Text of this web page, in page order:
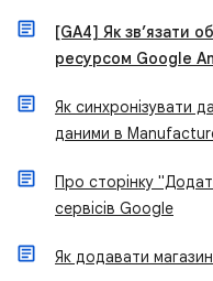
[GA4] Як зв’язати
ресурсом Google
Як синхронізувати
даними в
Про сторінку
сервісів Google
Як додавати